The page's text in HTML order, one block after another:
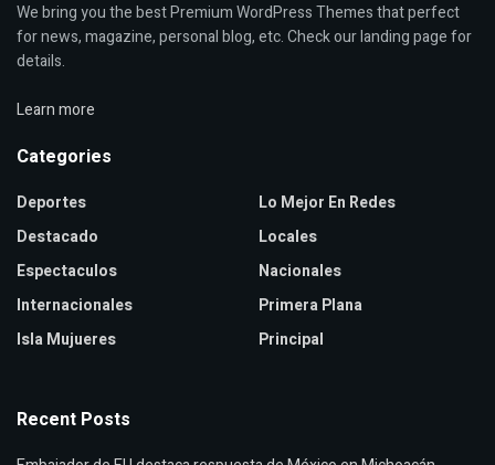
We bring you the best Premium WordPress Themes that perfect
for news, magazine, personal blog, etc. Check our landing page for
details.
Learn more
Categories
Deportes
Destacado
Espectaculos
Internacionales
Isla Mujueres
Lo Mejor En Redes
Locales
Nacionales
Primera Plana
Principal
Recent Posts